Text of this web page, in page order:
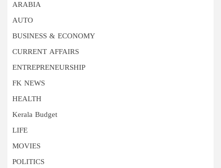
ARABIA
AUTO
BUSINESS & ECONOMY
CURRENT AFFAIRS
ENTREPRENEURSHIP
FK NEWS
HEALTH
Kerala Budget
LIFE
MOVIES
POLITICS